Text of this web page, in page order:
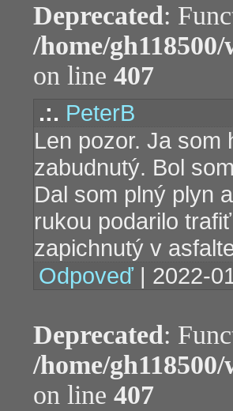
Deprecated:
/home/
on line 407
.:. PeterB
Len pozor. Ja som
zabudnutý. Bol
Dal som plný plyn
rukou podarilo
zapichnutý v
Odpoveď | 2022-
Deprecated:
/home/
on line 407